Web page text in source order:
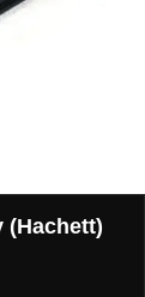
(Hachett)